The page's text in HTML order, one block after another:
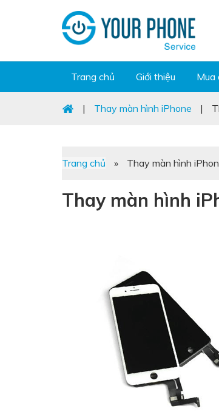
Trang chủ Giới thiệu Mua
| Thay màn hình iPhone |
Trang chủ » Thay màn hình
Thay màn hình